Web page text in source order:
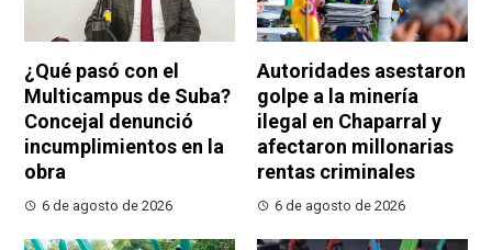
¿Qué pasó con el
Multicampus de Suba?
Concejal denunció
incumplimientos en la
obra
6 de agosto de 2026
Autoridades asestaron
golpe a la minería
ilegal en Chaparral y
afectaron millonarias
rentas criminales
6 de agosto de 2026